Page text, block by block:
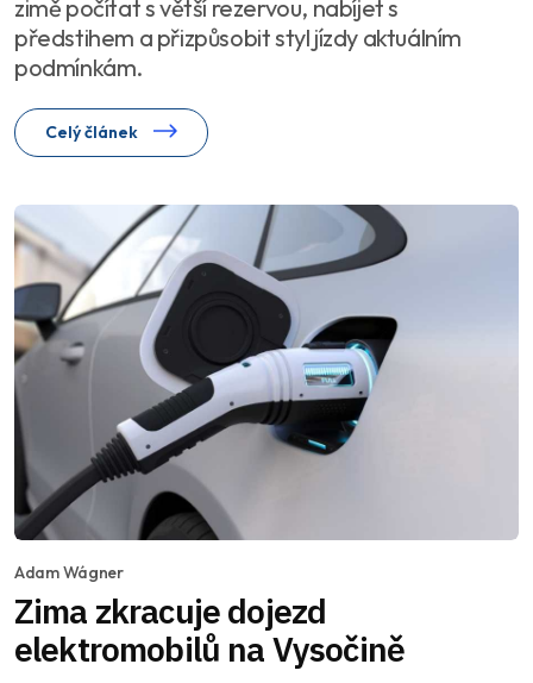
zimě počítat s větší rezervou, nabíjet s
předstihem a přizpůsobit styl jízdy aktuálním
podmínkám.
Celý článek
Adam Wágner
Zima zkracuje dojezd
elektromobilů na Vysočině